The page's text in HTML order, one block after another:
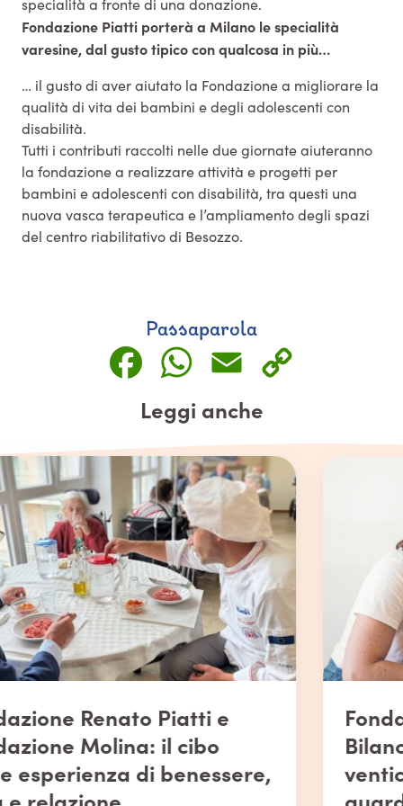
Fondazione Piatti porterà a Milano le specialità
varesine, dal gusto tipico con qualcosa in più…
… il gusto di aver aiutato la Fondazione a migliorare la
qualità di vita dei bambini e degli adolescenti con
disabilità.
Tutti i contributi raccolti nelle due giornate aiuteranno
la fondazione a realizzare attività e progetti per
bambini e adolescenti con disabilità, tra questi una
nuova vasca terapeutica e l’ampliamento degli spazi
del centro riabilitativo di Besozzo.
Passaparola
Facebook
WhatsApp
Email
Leggi anche
Fondazione Piatti presenta il
Bilancio Sociale 2025:
venticinque anni di cura che
guardano avanti